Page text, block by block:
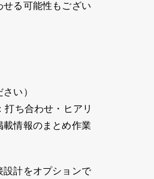
る可能性もござい
い）
打ち合わせ・ヒアリ
情報のまとめ作業
計をオプションで